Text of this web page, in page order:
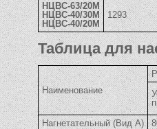
НЦВС-63/20М
НЦВС-40/30М
НЦВС-40/20М
1293
Таблица для
Наименование
Нагнетательный (Вид А)